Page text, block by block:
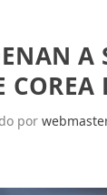
A
COREA
por